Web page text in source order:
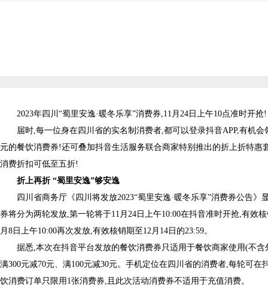
2023年四川“蜀里安逸·暖冬乐享”消费券,11月24日上午10点准时开抢!
届时,每一位身在四川省的实名制消费者,都可以登录抖音APP,有机
元的餐饮消费券!还可叠加抖音生活服务联合商家特别推出的折上折特惠
消费折扣可低至五折!
折上再折 “蜀里安逸”够安逸
四川省商务厅《四川将发放2023“蜀里安逸·暖冬乐享”消费券公告》
券将分为两轮发放,第一轮将于11月24日上午10:00在抖音准时开抢,有效
月8日上午10:00再次发放,有效核销期至12月14日的23:59。
据悉,本次在抖音平台发放的餐饮消费券只适用于餐饮商家使用(不含
满300元减70元、满100元减30元。手机定位在四川省的消费者,每轮可在
饮消费订单只限用1张消费券,且此次活动消费券不适用于充值消费。